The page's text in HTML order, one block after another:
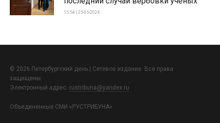
15:54 | 25-05-2024
© 2026 Петербургский день | Сетевое издание. Все права
защищены.
Электронный адрес: rustribuna@yandex.ru
Объединенные СМИ «РУСТРИБУНА»